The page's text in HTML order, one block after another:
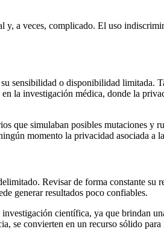
a veces, complicado. El uso
sensibilidad o disponibilidad
la investigación médica, donde la
que simulaban posibles mutaciones
momento la privacidad asociada a
Revisar de forma constante su
generar resultados poco confiables.
científica, ya que brindan
se convierten en un recurso sólido